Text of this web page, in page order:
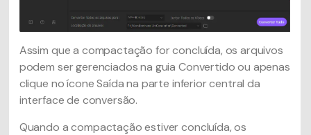
Assim que a compactação for concluída, os arquivos
podem ser gerenciados na guia Convertido ou apenas
clique no ícone Saída na parte inferior central da
interface de conversão.
Quando a compactação estiver concluída, os